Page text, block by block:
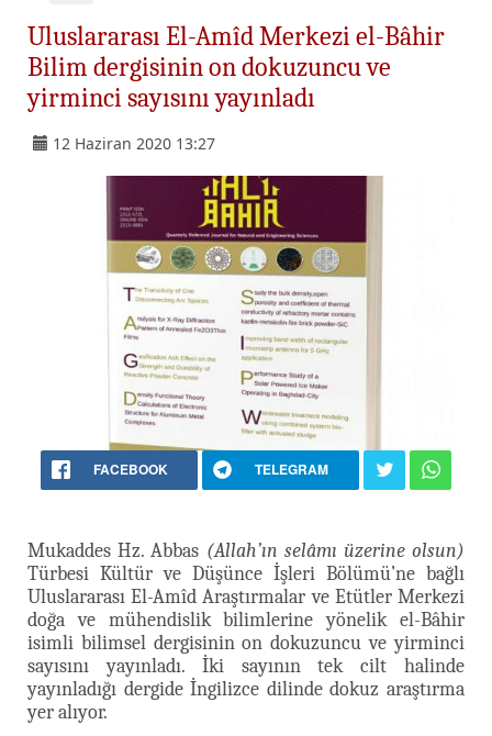
Uluslararası El-Amîd Merkezi el-Bâhir
Bilim dergisinin on dokuzuncu ve
yirminci sayısını yayınladı
12 Haziran 2020 13:27
FACEBOOK TELEGRAM
Mukaddes Hz. Abbas (Allah’ın selâmı üzerine olsun)
Türbesi Kültür ve Düşünce İşleri Bölümü’ne bağlı
Uluslararası El-Amîd Araştırmalar ve Etütler Merkezi
doğa ve mühendislik bilimlerine yönelik el-Bâhir
isimli bilimsel dergisinin on dokuzuncu ve yirminci
sayısını yayınladı. İki sayının tek cilt halinde
yayınladığı dergide İngilizce dilinde dokuz araştırma
yer alıyor.